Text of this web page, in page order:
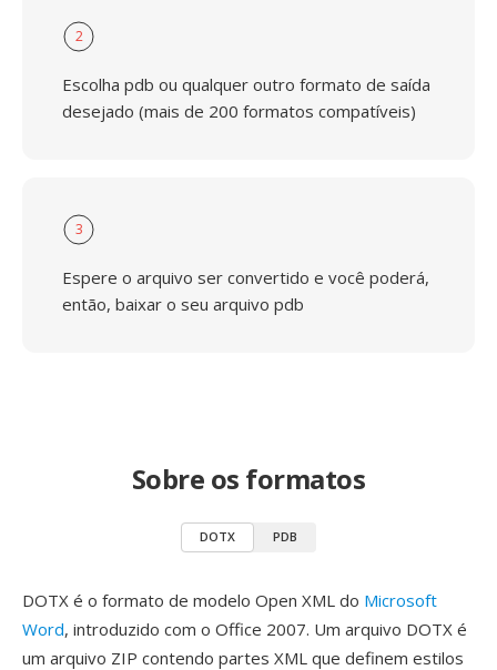
2
Escolha pdb ou qualquer outro formato de saída
desejado (mais de 200 formatos compatíveis)
3
Espere o arquivo ser convertido e você poderá,
então, baixar o seu arquivo pdb
Sobre os formatos
DOTX PDB
DOTX é o formato de modelo Open XML do Microsoft
Word, introduzido com o Office 2007. Um arquivo DOTX é
um arquivo ZIP contendo partes XML que definem estilos